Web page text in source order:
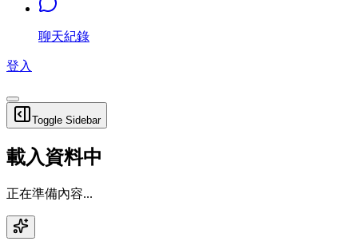
聊天紀錄
登入
Toggle Sidebar
載入資料中
正在準備內容...